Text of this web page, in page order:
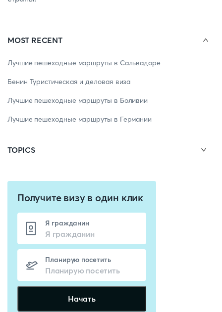
MOST RECENT
Лучшие пешеходные маршруты в Сальвадоре
Бенин Туристическая и деловая виза
Лучшие пешеходные маршруты в Боливии
Лучшие пешеходные маршруты в Германии
TOPICS
Получите визу в один клик
Я гражданин
Планирую посетить
Начать